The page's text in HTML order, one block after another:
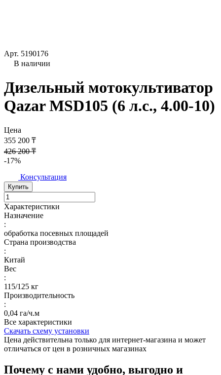
Арт. 5190176
В наличии
Дизельный мотокультиватор
Qazar MSD105 (6 л.с., 4.00-10)
Цена
355 200 ₸
426 200 ₸
-17%
Консультация
Купить
Характеристики
Назначение
:
обработка посевных площадей
Страна производства
:
Китай
Вес
:
115/125 кг
Производительность
:
0,04 га/ч.м
Все характеристики
Скачать схему установки
Цена действительна только для интернет-магазина и может
отличаться от цен в розничных магазинах
Почему с нами удобно, выгодно и